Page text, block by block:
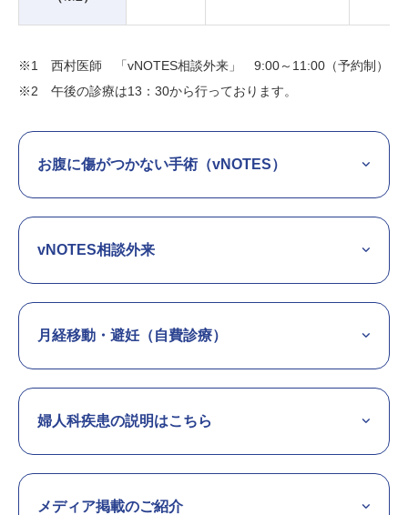
※1 西村医師 「vNOTES相談外来」 9:00～11:00（予約制）
※2 午後の診療は13：30から行っております。
お腹に傷がつかない手術（vNOTES）
vNOTES相談外来
月経移動・避妊（自費診療）
婦人科疾患の説明はこちら
メディア掲載のご紹介